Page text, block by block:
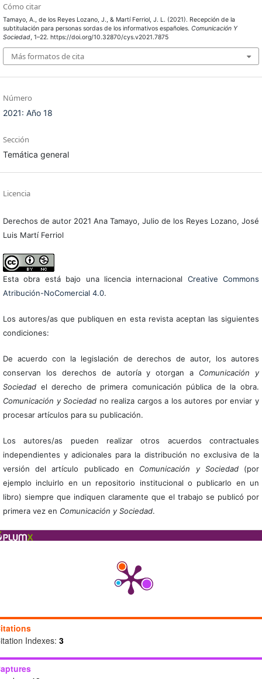
Cómo citar
Tamayo, A., de los Reyes Lozano, J., & Martí Ferriol, J. L. (2021). Recepción de la
subtitulación para personas sordas de los informativos españoles. Comunicación Y
Sociedad, 1–22. https://doi.org/10.32870/cys.v2021.7875
Más formatos de cita
Número
2021: Año 18
Sección
Temática general
Licencia
Derechos de autor 2021 Ana Tamayo, Julio de los Reyes Lozano, José
Luis Martí Ferriol
Esta obra está bajo una licencia internacional Creative Commons
Atribución-NoComercial 4.0.
Los autores/as que publiquen en esta revista aceptan las siguientes
condiciones:
De acuerdo con la legislación de derechos de autor, los autores
conservan los derechos de autoría y otorgan a Comunicación y
Sociedadel derecho de primera comunicación pública de la obra.
Comunicación y Sociedad no realiza cargos a los autores por enviar y
procesar artículos para su publicación.
Los autores/as pueden realizar otros acuerdos contractuales
independientes y adicionales para la distribución no exclusiva de la
versión del artículo publicado en Comunicación y Sociedad(por
ejemplo incluirlo en un repositorio institucional o publicarlo en un
libro) siempre que indiquen claramente que el trabajo se publicó por
primera vez en Comunicación y Sociedad.
Indexes: 3